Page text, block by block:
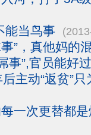
能当鸟事
”，真他妈的
事”,官员能好
主动“返贫”只
一次更替都